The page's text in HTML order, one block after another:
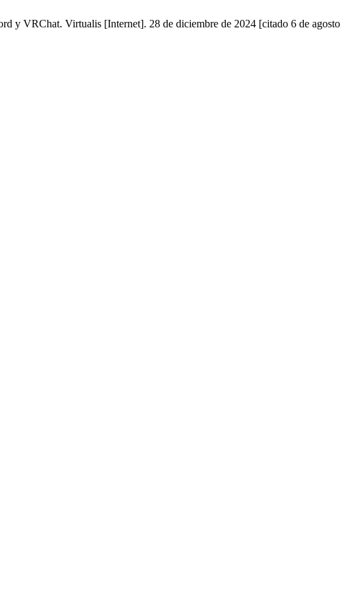
y VRChat. Virtualis [Internet]. 28 de diciembre de 2024 [citado 6 de agosto